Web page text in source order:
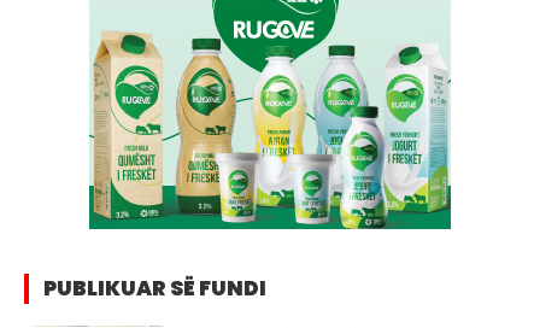
PUBLIKUAR SË FUNDI